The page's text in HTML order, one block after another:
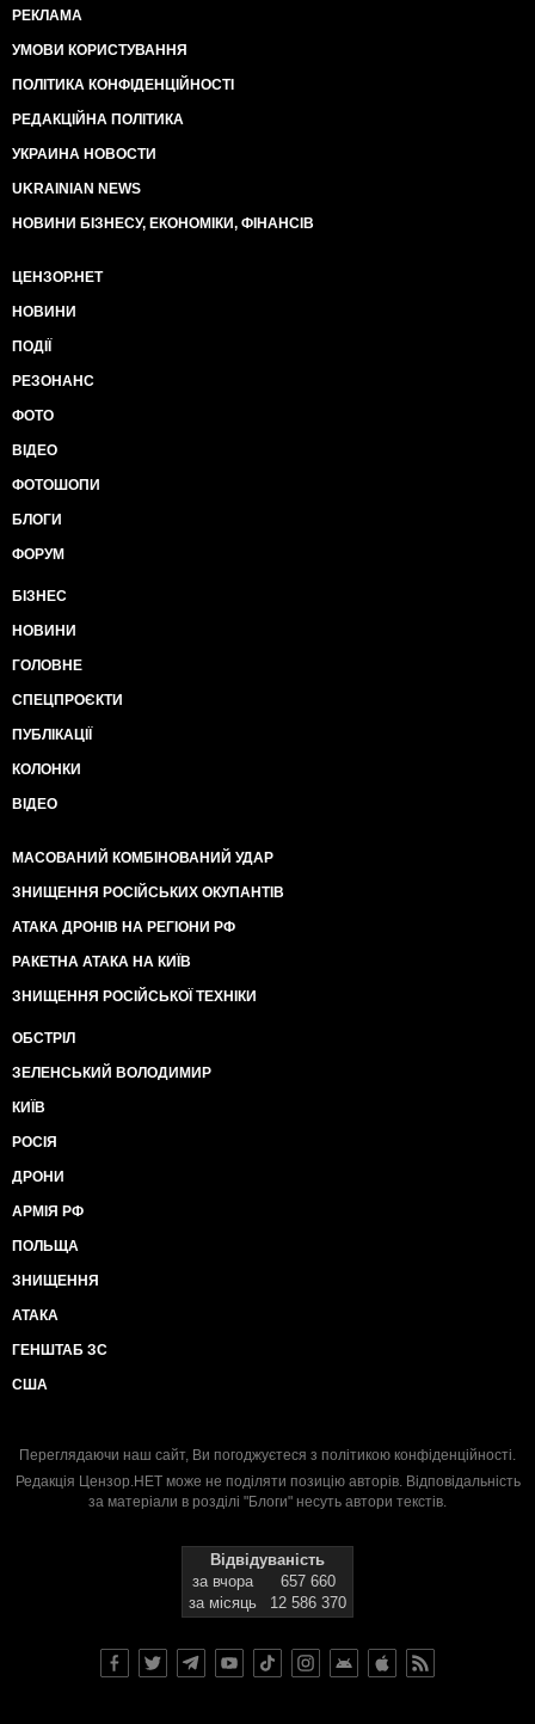
РЕКЛАМА
УМОВИ КОРИСТУВАННЯ
ПОЛІТИКА КОНФІДЕНЦІЙНОСТІ
РЕДАКЦІЙНА ПОЛІТИКА
УКРАИНА НОВОСТИ
UKRAINIAN NEWS
НОВИНИ БІЗНЕСУ, ЕКОНОМІКИ, ФІНАНСІВ
ЦЕНЗОР.НЕТ
НОВИНИ
ПОДІЇ
РЕЗОНАНС
ФОТО
ВІДЕО
ФОТОШОПИ
БЛОГИ
ФОРУМ
БІЗНЕС
НОВИНИ
ГОЛОВНЕ
СПЕЦПРОЄКТИ
ПУБЛІКАЦІЇ
КОЛОНКИ
ВІДЕО
МАСОВАНИЙ КОМБІНОВАНИЙ УДАР
ЗНИЩЕННЯ РОСІЙСЬКИХ ОКУПАНТІВ
АТАКА ДРОНІВ НА РЕГІОНИ РФ
РАКЕТНА АТАКА НА КИЇВ
ЗНИЩЕННЯ РОСІЙСЬКОЇ ТЕХНІКИ
ОБСТРІЛ
ЗЕЛЕНСЬКИЙ ВОЛОДИМИР
КИЇВ
РОСІЯ
ДРОНИ
АРМІЯ РФ
ПОЛЬЩА
ЗНИЩЕННЯ
АТАКА
ГЕНШТАБ ЗС
США
Переглядаючи наш сайт, Ви погоджуєтеся з політикою конфіденційності.
Редакція Цензор.НЕТ може не поділяти позицію авторів. Відповідальність
за матеріали в розділі "Блоги" несуть автори текстів.
Відвідуваність
за вчора
657 660
за місяць
12 586 370